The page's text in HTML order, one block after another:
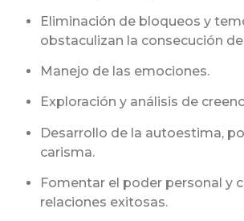
Eliminación de bloqueos y
obstaculizan la consecución
Manejo de las emociones.
Exploración y análisis de
Desarrollo de la autoestima,
carisma.
Fomentar el poder personal y
relaciones exitosas.